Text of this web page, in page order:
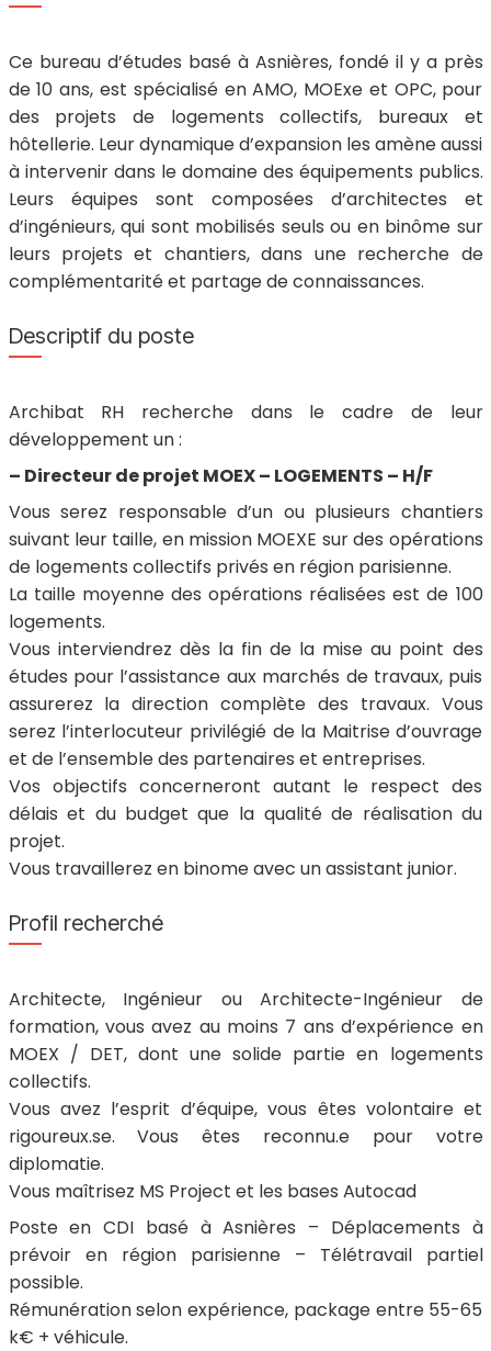
Ce bureau d’études basé à Asnières, fondé il y a près
de 10 ans, est spécialisé en AMO, MOExe et OPC, pour
des projets de logements collectifs, bureaux et
hôtellerie. Leur dynamique d’expansion les amène aussi
à intervenir dans le domaine des équipements publics.
Leurs équipes sont composées d’architectes et
d’ingénieurs, qui sont mobilisés seuls ou en binôme sur
leurs projets et chantiers, dans une recherche de
complémentarité et partage de connaissances.
Descriptif du poste
Archibat RH recherche dans le cadre de leur
développement un :
– Directeur de projet MOEX – LOGEMENTS – H/F
Vous serez responsable d’un ou plusieurs chantiers
suivant leur taille, en mission MOEXE sur des opérations
de logements collectifs privés en région parisienne.
La taille moyenne des opérations réalisées est de 100
logements.
Vous interviendrez dès la fin de la mise au point des
études pour l’assistance aux marchés de travaux, puis
assurerez la direction complète des travaux. Vous
serez l’interlocuteur privilégié de la Maitrise d’ouvrage
et de l’ensemble des partenaires et entreprises.
Vos objectifs concerneront autant le respect des
délais et du budget que la qualité de réalisation du
projet.
Vous travaillerez en binome avec un assistant junior.
Profil recherché
Architecte, Ingénieur ou Architecte-Ingénieur de
formation, vous avez au moins 7 ans d’expérience en
MOEX / DET, dont une solide partie en logements
collectifs.
Vous avez l’esprit d’équipe, vous êtes volontaire et
rigoureux.se. Vous êtes reconnu.e pour votre
diplomatie.
Vous maîtrisez MS Project et les bases Autocad
Poste en CDI basé à Asnières – Déplacements à
prévoir en région parisienne – Télétravail partiel
possible.
Rémunération selon expérience, package entre 55-65
k€ + véhicule.